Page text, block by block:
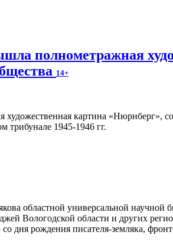
полнометражная
14+
1945-1946 гг.
областной универсальной научной
Вологодской области и других
дня рождения писателя-земляка,